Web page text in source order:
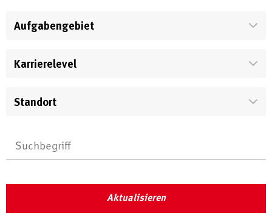
Aufgabengebiet
Karrierelevel
Standort
Aktualisieren